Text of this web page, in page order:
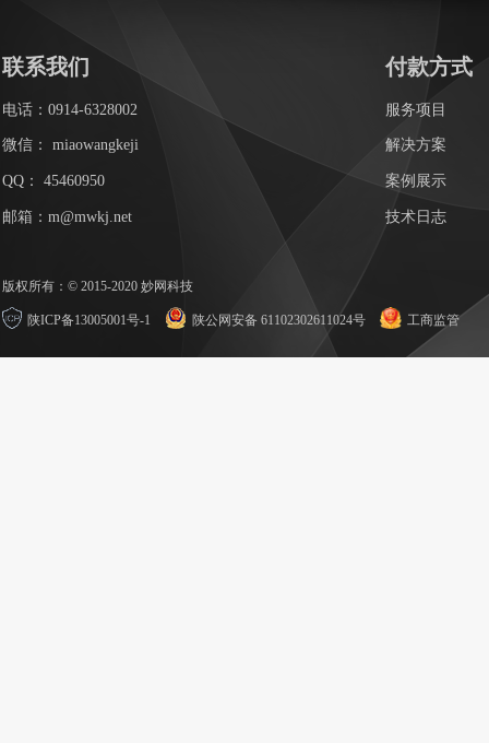
联系我们 付款方式
电话：0914-6328002 服务项目
微信： miaowangkeji 解决方案
QQ： 45460950 案例展示
邮箱：m@mwkj.net 技术日志
版权所有：© 2015-2020 妙网科技
陕ICP备13005001号-1 陕公网安备 61102302611024号 工商监管